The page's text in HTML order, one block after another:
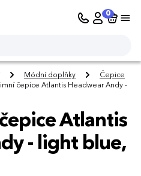
0
Módní doplňky
Čepice
čepice Atlantis Headwear Andy -
Atlantis
- light blue,